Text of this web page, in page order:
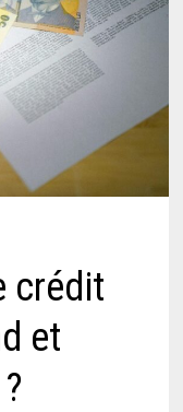
crédit
et